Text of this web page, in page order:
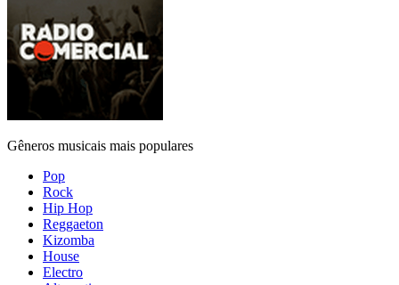
Gêneros musicais mais populares
Pop
Rock
Hip Hop
Reggaeton
Kizomba
House
Electro